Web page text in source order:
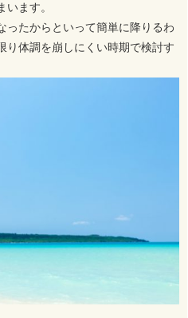
ます。
ったからといって簡単に降りるわ
り体調を崩しにくい時期で検討す